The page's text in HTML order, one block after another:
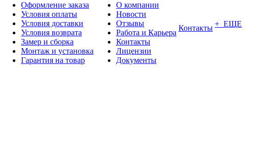
Оформление заказа
Условия оплаты
Условия доставки
Условия возврата
Замер и сборка
Монтаж и установка
Гарантия на товар
О компании
Новости
Отзывы
Работа и Карьера
Контакты
Лицензии
Документы
Контакты + ЕЩЕ